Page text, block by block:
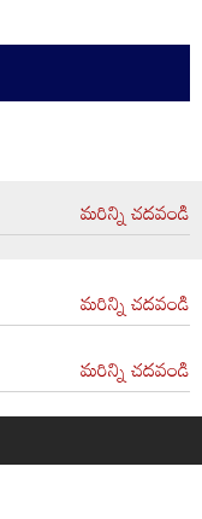
మరిన్ని చదవండి
మరిన్ని చదవండి
మరిన్ని చదవండి